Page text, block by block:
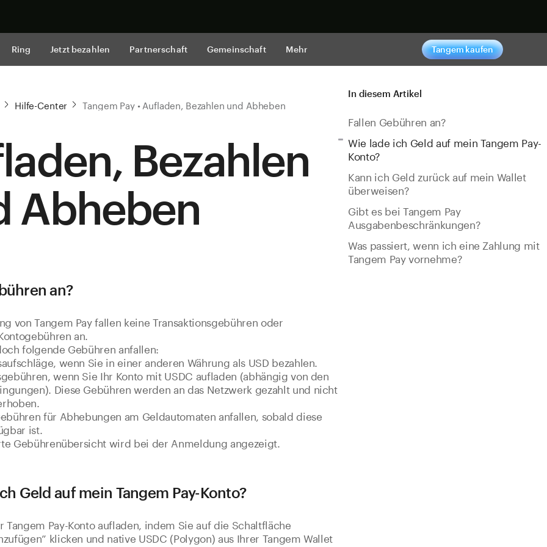
Ring Jetzt bezahlen Partnerschaft Gemeinschaft Mehr Tangem kaufen
Hilfe-Center Tangem Pay • Aufladen, Bezahlen und Abheben
Bezahlen
Abheben
an?
von Tangem Pay fallen keine Transaktionsgebühren oder
an.
folgende Gebühren anfallen:
wenn Sie in einer anderen Währung als USD bezahlen.
wenn Sie Ihr Konto mit USDC aufladen (abhängig von den
Diese Gebühren werden an das Netzwerk gezahlt und nicht
für Abhebungen am Geldautomaten anfallen, sobald diese
ist.
Gebührenübersicht wird bei der Anmeldung angezeigt.
Geld auf mein Tangem Pay-Konto?
Tangem Pay-Konto aufladen, indem Sie auf die Schaltfläche
klicken und native USDC (Polygon) aus Ihrer Tangem Wallet
In diesem Artikel
Fallen Gebühren an?
Wie lade ich Geld auf mein Tangem Pay-
Konto?
Kann ich Geld zurück auf mein Wallet
überweisen?
Gibt es bei Tangem Pay
Ausgabenbeschränkungen?
Was passiert, wenn ich eine Zahlung mit
Tangem Pay vornehme?